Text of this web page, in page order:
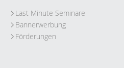
Last Minute Seminare
Bannerwerbung
Förderungen